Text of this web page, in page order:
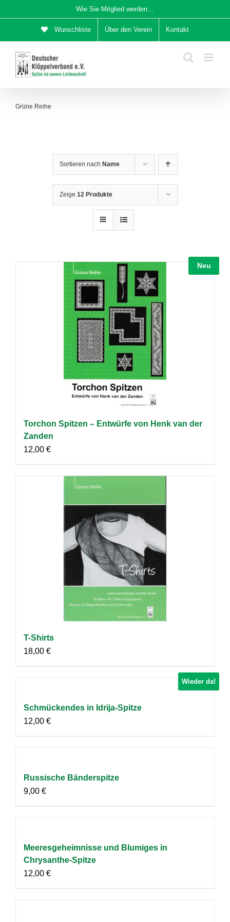
Inhalt
Wie Sie Mitglied werden…
Wunschliste Über den Verein Kontakt
Grüne Reihe
Sortieren nach Name
Zeige 12 Produkte
Neu
Torchon Spitzen – Entwürfe von Henk van der
Zanden
12,00 €
T-Shirts
18,00 €
Wieder da!
Schmückendes in Idrija-Spitze
12,00 €
Russische Bänderspitze
9,00 €
Meeresgeheimnisse und Blumiges in
Chrysanthe-Spitze
12,00 €